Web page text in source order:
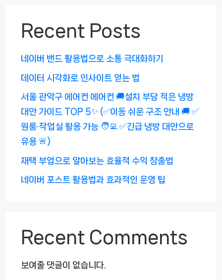
Recent Posts
네이버 밴드 활용법으로 소통 극대화하기
데이터 시각화로 인사이트 얻는 법
서울 관악구 에어컨 에어컨 🚚설치 부담 적은 냉방
대안 가이드 TOP 5✨ (✅이동 쉬운 구조 안내 🚚 ✅
원룸·작업실 활용 가능 🧑‍💻 ✅긴급 냉방 대안으로
유용 🚨)
재택 부업으로 알아보는 효율적 수익 창출법
네이버 포스트 활용법과 효과적인 운영 팁
Recent Comments
보여줄 댓글이 없습니다.